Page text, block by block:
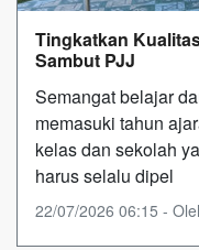
Tingkatkan
Sambut PJJ
Semangat belajar
memasuki tahun
kelas dan sekolah
harus selalu dipel
22/07/2026 06:15 -